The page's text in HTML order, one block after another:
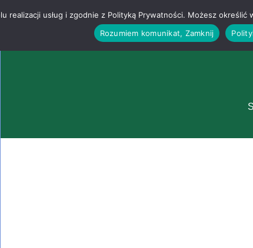
realizacji usług i zgodnie z Polityką Prywatności. Możesz
Rozumiem komunikat, Zamknij